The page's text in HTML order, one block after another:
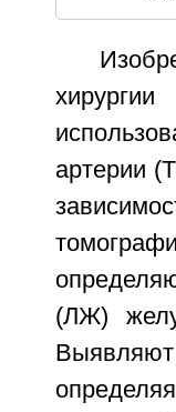
артерии
(ЛЖ)
Выявляют